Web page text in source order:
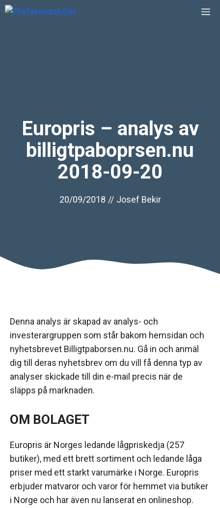
Hoppa
Europris – analys av
billigtpaboprsen.nu
2018-09-20
20/09/2018 // Josef Bekir
Denna analys är skapad av analys- och
investerargruppen som står bakom hemsidan och
nyhetsbrevet Billigtpaborsen.nu. Gå in och anmäl
dig till deras nyhetsbrev om du vill få denna typ av
analyser skickade till din e-mail precis när de
släpps på marknaden.
OM BOLAGET
Europris är Norges ledande lågpriskedja (257
butiker), med ett brett sortiment och ledande låga
priser med ett starkt varumärke i Norge. Europris
erbjuder matvaror och varor för hemmet via butiker
i Norge och har även nu lanserat en onlineshop.